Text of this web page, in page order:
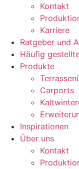
Kontakt
Karriere
Ratgeber und
Häufig
Produkte
Carports
Inspirationen
Über uns
Kontakt